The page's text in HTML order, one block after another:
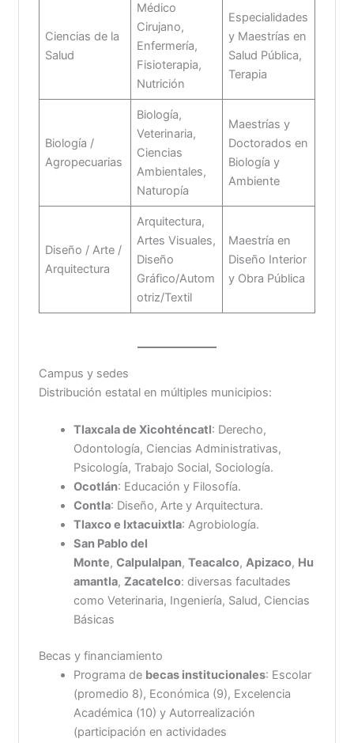
Ciencias de la
Salud
Médico
Cirujano,
Enfermería,
Fisioterapia,
Nutrición
Especialidades
y Maestrías en
Salud Pública,
Terapia
Biología /
Agropecuarias
Biología,
Veterinaria,
Ciencias
Ambientales,
Naturopía
Maestrías y
Doctorados en
Biología y
Ambiente
Diseño / Arte /
Arquitectura
Arquitectura,
Artes Visuales,
Diseño
Gráfico/Autom
otriz/Textil
Maestría en
Diseño Interior
y Obra Pública
Campus y sedes
Distribución estatal en múltiples municipios:
Tlaxcala de Xicohténcatl: Derecho,
Odontología, Ciencias Administrativas,
Psicología, Trabajo Social, Sociología.
Ocotlán: Educación y Filosofía.
Contla: Diseño, Arte y Arquitectura.
Tlaxco e Ixtacuixtla: Agrobiología.
San Pablo del
Monte, Calpulalpan, Teacalco, Apizaco, Hu
amantla, Zacatelco: diversas facultades
como Veterinaria, Ingeniería, Salud, Ciencias
Básicas
Becas y financiamiento
Programa de becas institucionales: Escolar
(promedio 8), Económica (9), Excelencia
Académica (10) y Autorrealización
(participación en actividades